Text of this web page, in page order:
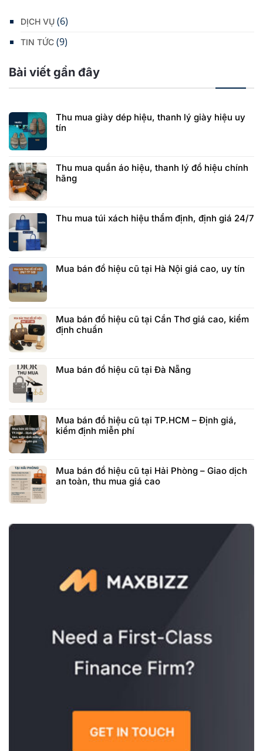
DỊCH VỤ (6)
TIN TỨC (9)
Bài viết gần đây
Thu mua giày dép hiệu, thanh lý giày hiệu uy
tín
Thu mua quần áo hiệu, thanh lý đồ hiệu chính
hãng
Thu mua túi xách hiệu thẩm định, định giá 24/7
Mua bán đồ hiệu cũ tại Hà Nội giá cao, uy tín
Mua bán đồ hiệu cũ tại Cần Thơ giá cao, kiểm
định chuẩn
Mua bán đồ hiệu cũ tại Đà Nẵng
Mua bán đồ hiệu cũ tại TP.HCM – Định giá,
kiểm định miễn phí
Mua bán đồ hiệu cũ tại Hải Phòng – Giao dịch
an toàn, thu mua giá cao